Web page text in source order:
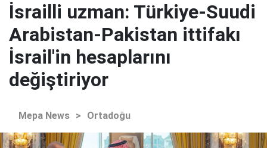
İsrailli uzman: Türkiye-Suudi
Arabistan-Pakistan ittifakı
İsrail'in hesaplarını
değiştiriyor
Mepa News > Ortadoğu